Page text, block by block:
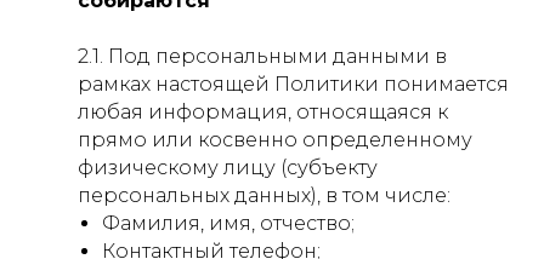
2.1. Под персональными данными в
рамках настоящей Политики понимается
любая информация, относящаяся к
прямо или косвенно определенному
физическому лицу (субъекту
персональных данных), в том числе:
Фамилия, имя, отчество;
Контактный телефон;